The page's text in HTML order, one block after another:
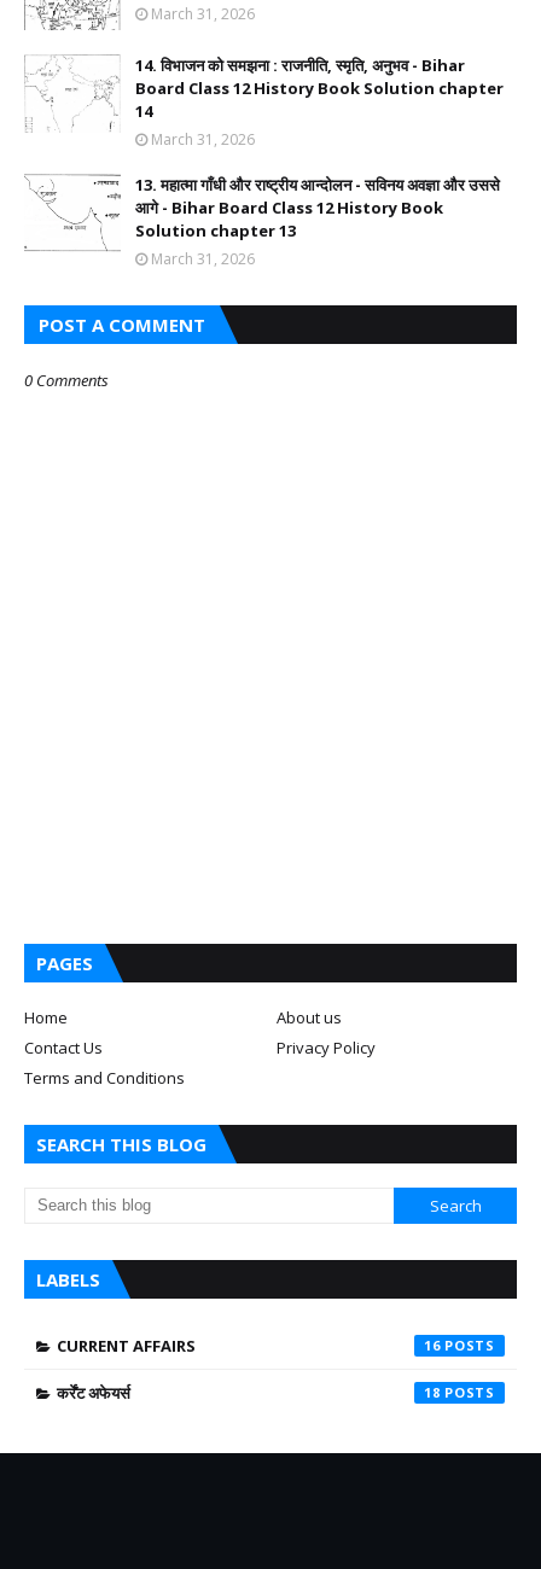
March 31, 2026
14. विभाजन को समझना : राजनीति, स्मृति, अनुभव - Bihar
Board Class 12 History Book Solution chapter
14
March 31, 2026
13. महात्मा गाँधी और राष्ट्रीय आन्दोलन - सविनय अवज्ञा और उससे
आगे - Bihar Board Class 12 History Book
Solution chapter 13
March 31, 2026
POST A COMMENT
0 Comments
PAGES
Home
About us
Contact Us
Privacy Policy
Terms and Conditions
SEARCH THIS BLOG
LABELS
CURRENT AFFAIRS 16
कर्रेंट अफेयर्स 18